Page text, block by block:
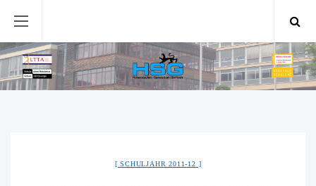
SCHULJAHR 2011-12